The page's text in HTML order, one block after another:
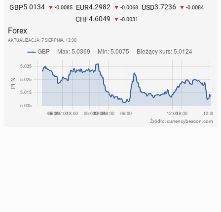
GBP5.0134 -0.0085 EUR4.2982 -0.0068 USD3.7236 -0.0084
CHF4.6049 -0.0031
Forex
AKTUALIZACJA: 7 SIERPNIA, 13:30
Źródło: currencybeacon.com